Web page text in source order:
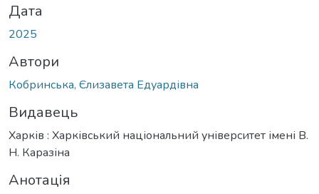
Дата
2025
Автори
Кобринська, Єлизавета Едуардівна
Видавець
Харків : Харківський національний університет імені В.
Н. Каразіна
Анотація